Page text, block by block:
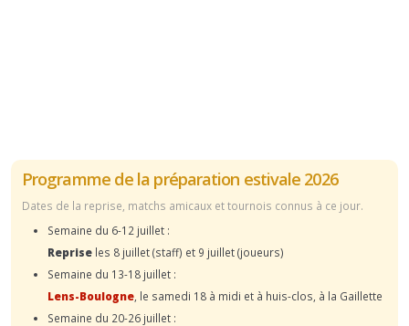
Programme de la préparation estivale 2026
Dates de la reprise, matchs amicaux et tournois connus à ce jour.
Semaine du 6-12 juillet :
Reprise les 8 juillet (staff) et 9 juillet (joueurs)
Semaine du 13-18 juillet :
Lens-Boulogne , le samedi 18 à midi et à huis-clos, à la Gaillette
Semaine du 20-26 juillet :